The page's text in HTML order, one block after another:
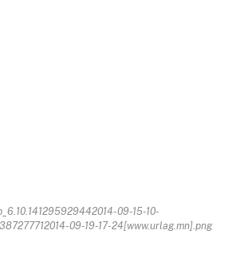
09-15-10-
09-19-17-24[www.urlag.mn].png